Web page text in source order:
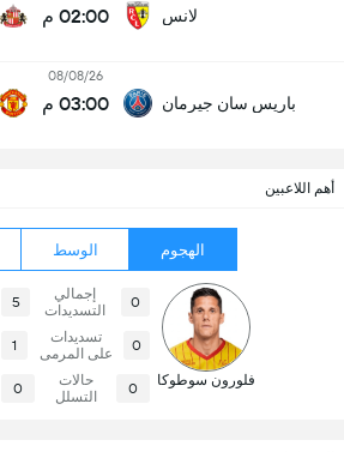
لانس 02:00 م
باريس سان جيرمان
08/08/26
03:00 م
أهم اللاعبين
الهجوم الوسط
فلورون سوطوكا
0
إجمالي
التسديدات
5
0
تسديدات
على المرمى
1
0
حالات
التسلل
0